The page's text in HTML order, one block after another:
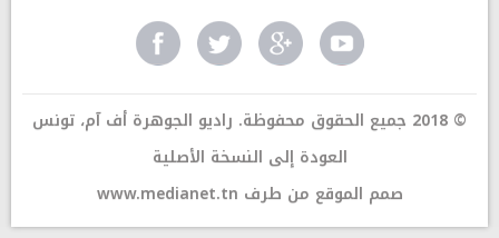
© 2018 جميع الحقوق محفوظة. راديو الجوهرة أف آم، تونس
العودة إلى النسخة الأصلية
www.medianet.tn صمم الموقع من طرف